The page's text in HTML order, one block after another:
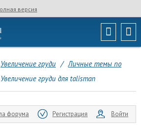
версия
Увеличение груди / Личные темы по
Увеличение груди для talisman
форума Регистрация Войти